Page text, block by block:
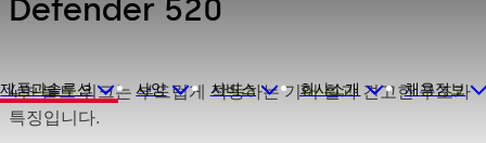
제품과솔루션 사양 서비스 회사소개 채용정보
Defender 520
4면 볼트 워크는 부드럽게 작동하는 기어 휠과 견고한 구조가
특징입니다.